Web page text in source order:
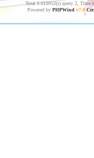
Total 0.010952(s) query 2, Time
Powered by PHPWind v7.0